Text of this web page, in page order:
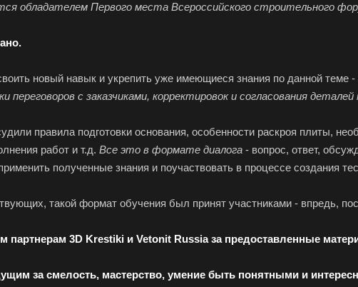
обладателем Первого места Всероссийского строительного
новый навык и укрепить уже имеющиеся знания по данной теме
переговоров с заказчиками, корректировок и согласования
правила подготовки основания, особенности раскроя плиты,
работ и т.д. Все это в формате диалога - вопрос, ответ,
полученные знания и поучаствовать в процессе создания
такой формат обучения был принят участниками - впредь,
партнерам 3D Krestiki и Vetonit Russia за предоставленные
за смелость, мастерство, умение быть понятными и